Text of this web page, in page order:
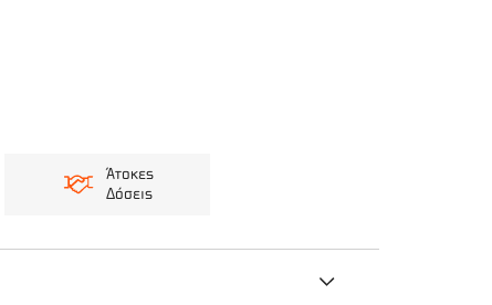
Άτοκες
Δόσεις